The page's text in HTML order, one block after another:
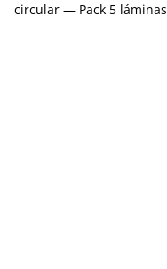
circular — Pack 5 láminas